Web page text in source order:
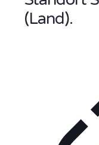
(Land).